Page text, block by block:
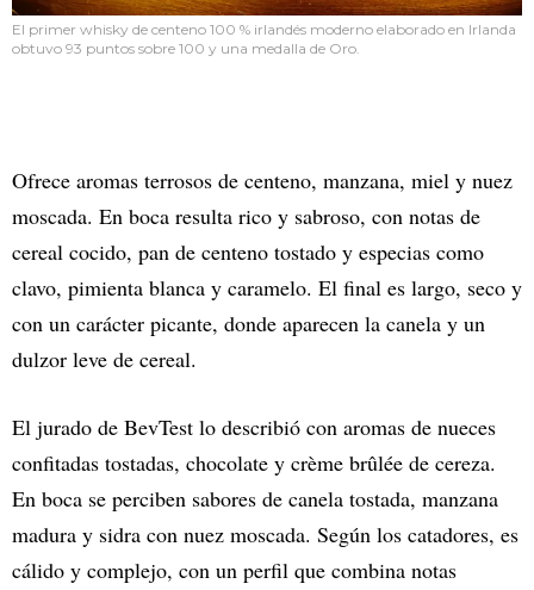
El primer whisky de centeno 100 % irlandés moderno elaborado en Irlanda
obtuvo 93 puntos sobre 100 y una medalla de Oro.
Ofrece aromas terrosos de centeno, manzana, miel y nuez
moscada. En boca resulta rico y sabroso, con notas de
cereal cocido, pan de centeno tostado y especias como
clavo, pimienta blanca y caramelo. El final es largo, seco y
con un carácter picante, donde aparecen la canela y un
dulzor leve de cereal.
El jurado de BevTest lo describió con aromas de nueces
confitadas tostadas, chocolate y crème brûlée de cereza.
En boca se perciben sabores de canela tostada, manzana
madura y sidra con nuez moscada. Según los catadores, es
cálido y complejo, con un perfil que combina notas